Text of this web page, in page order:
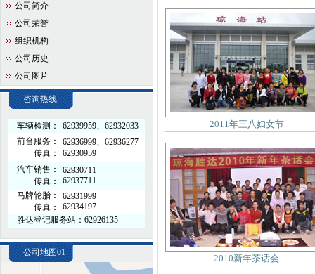
公司简介
公司荣誉
组织机构
公司历史
公司图片
咨询热线
车辆检测：
62939959、62932033
前台服务：
传真：
62936999、62936277
62930959
汽车销售：
传真：
62930711
62937711
马牌轮胎：
传真：
62931999
62934197
胜达登记服务站：62926135
公司地图01
2011年三八妇女节
2010新年茶话会